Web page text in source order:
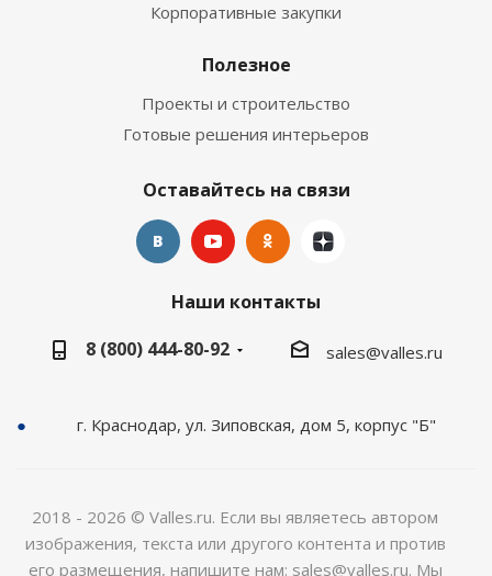
Корпоративные закупки
Полезное
Проекты и строительство
Готовые решения интерьеров
Оставайтесь на связи
Наши контакты
8 (800) 444-80-92
sales@valles.ru
г. Краснодар, ул. Зиповская, дом 5, корпус "Б"
2018 - 2026 © Valles.ru. Если вы являетесь автором
изображения, текста или другого контента и против
его размещения, напишите нам: sales@valles.ru. Мы